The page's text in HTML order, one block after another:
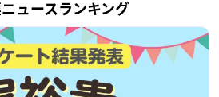
ュースランキング